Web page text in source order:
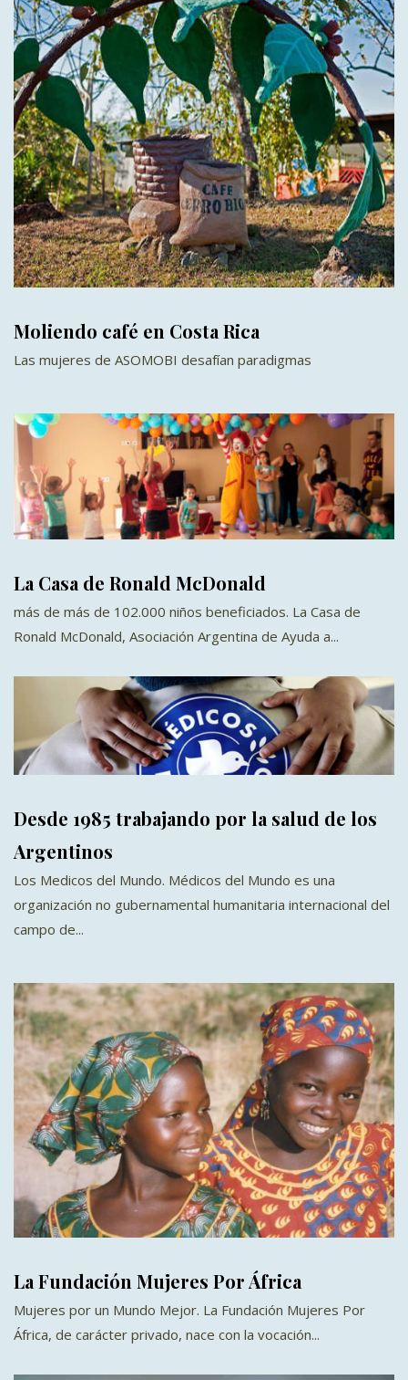
Moliendo café en Costa Rica
Las mujeres de ASOMOBI desafían paradigmas
La Casa de Ronald McDonald
más de más de 102.000 niños beneficiados. La Casa de
Ronald McDonald, Asociación Argentina de Ayuda a...
Desde 1985 trabajando por la salud de los
Argentinos
Los Medicos del Mundo. Médicos del Mundo es una
organización no gubernamental humanitaria internacional del
campo de...
La Fundación Mujeres Por África
Mujeres por un Mundo Mejor. La Fundación Mujeres Por
África, de carácter privado, nace con la vocación...